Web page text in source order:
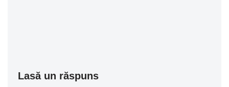
Lasă un răspuns